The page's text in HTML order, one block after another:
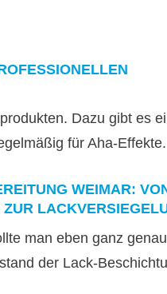
Dazu gibt es
für Aha-Effekte.
WEIMAR:
man eben ganz
der Lack-